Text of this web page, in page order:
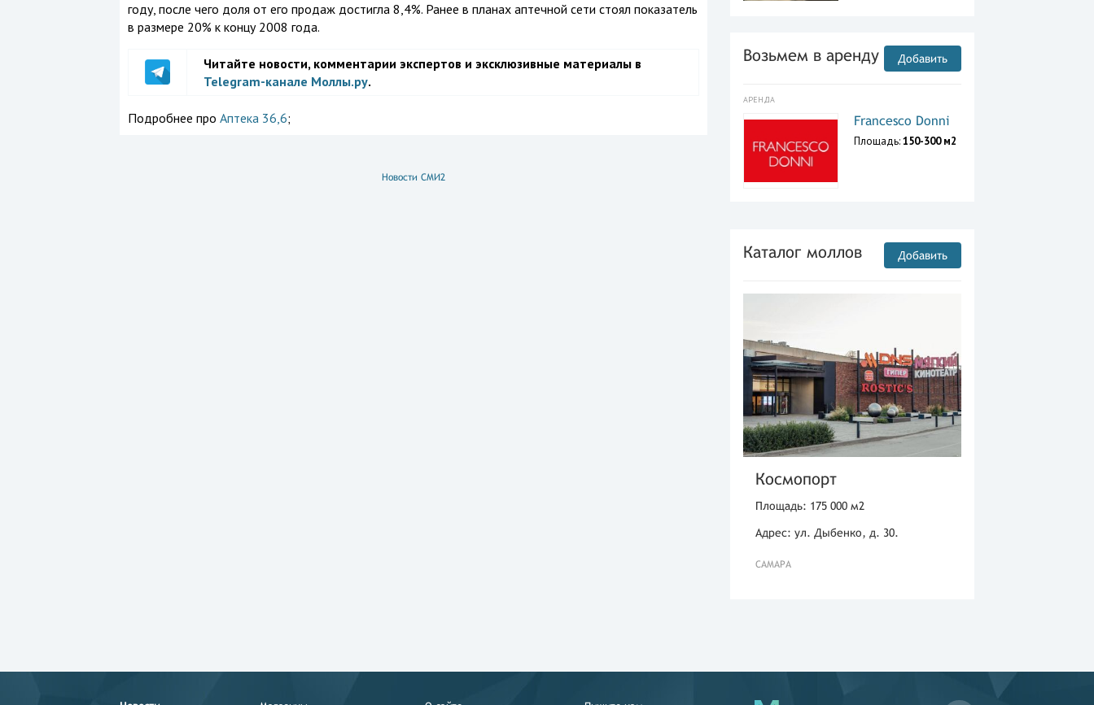
году, после чего доля от его продаж достигла 8,4%. Ранее в планах аптечной сети стоял показатель
в размере 20% к концу 2008 года.
Читайте новости, комментарии экспертов и эксклюзивные материалы в
Telegram-канале Моллы.ру.
Подробнее про Аптека 36,6;
Новости СМИ2
Возьмем в аренду Добавить
АРЕНДА
Francesco Donni
Площадь:150-300 м2
Каталог моллов Добавить
Космопорт
Площадь: 175 000 м2
Адрес: ул. Дыбенко, д. 30.
САМАРА